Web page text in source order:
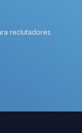
reclutadores